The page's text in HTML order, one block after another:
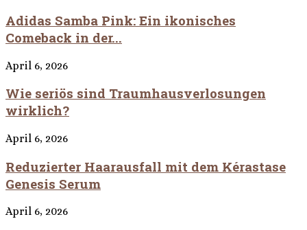
Adidas Samba Pink: Ein ikonisches
Comeback in der...
April 6, 2026
Wie seriös sind Traumhausverlosungen
wirklich?
April 6, 2026
Reduzierter Haarausfall mit dem Kérastase
Genesis Serum
April 6, 2026